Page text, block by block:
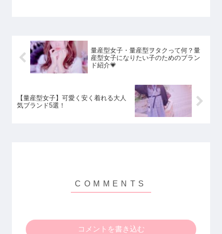
量産型女子・量産型ヲタクって何？量
産型女子になりたい子のためのブラン
ド紹介💗
【量産型女子】可愛く安く着れる大人
気ブランド5選！
コメントを書き込む